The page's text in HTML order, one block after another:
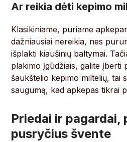
Ar reikia dėti kepimo
Klasikiniame, puriame
dažniausiai nereikia, nes
išplakti kiaušinių baltymai.
plakimo įgūdžiais, galite įberti
šaukštelio kepimo miltelių, tai
saugumą, kad apkepas tikrai
Priedai ir
pusryčius švente